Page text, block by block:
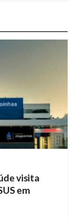
visita
em